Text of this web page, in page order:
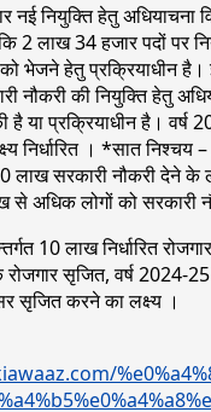
नई नियुक्ति हेतु अधियाचना
2 लाख 34 हजार पदों पर
को भेजने हेतु प्रक्रियाधीन
नौकरी की नियुक्ति हेतु
है या प्रक्रियाधीन है। वर्ष
निर्धारित । *सात निश्चय
10 लाख सरकारी नौकरी देने
से अधिक लोगों को सरकारी
10 लाख निर्धारित
सृजित, वर्ष 2024-
सृजित करने का लक्ष्य ।